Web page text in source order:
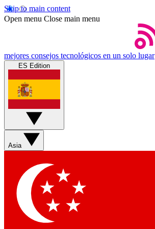
Skip to main content
Open menu Close main menu
mejores consejos tecnológicos en un solo lugar
ES Edition
Asia